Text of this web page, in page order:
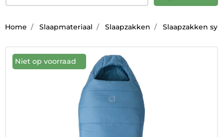
Home Slaapmateriaal Slaapzakken Slaapzakken
Niet op voorraad